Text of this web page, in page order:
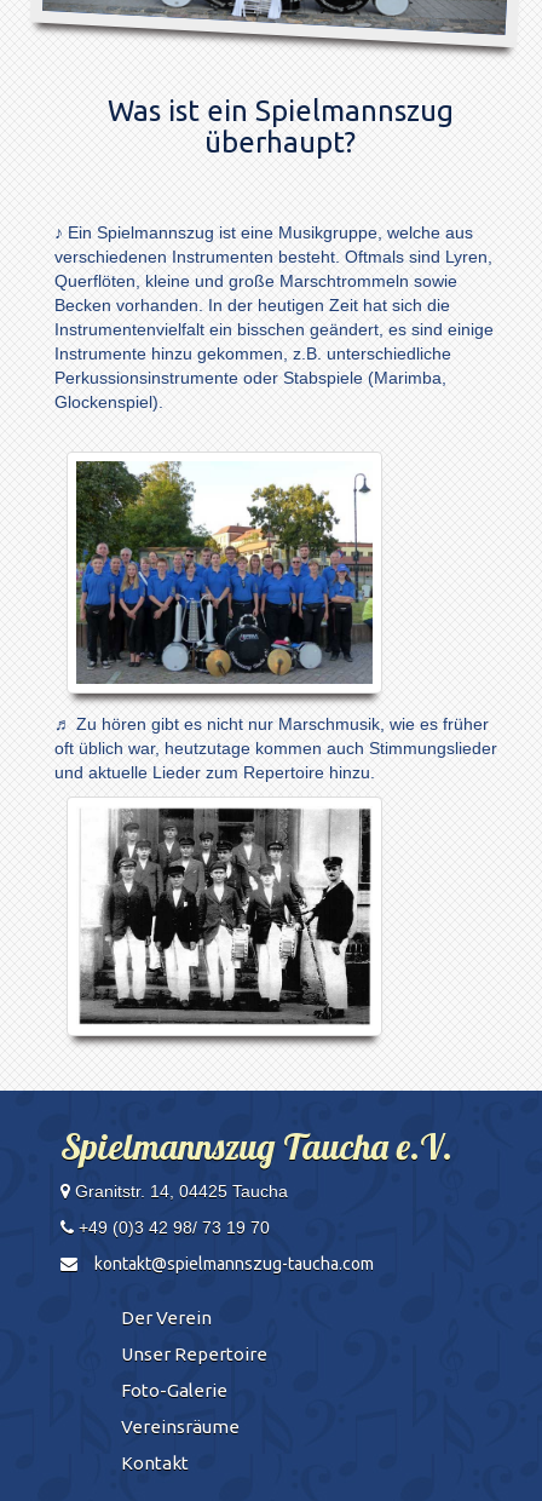
Was ist ein Spielmannszug
überhaupt?
♪ Ein Spielmannszug ist eine Musikgruppe, welche aus
verschiedenen Instrumenten besteht. Oftmals sind Lyren,
Querflöten, kleine und große Marschtrommeln sowie
Becken vorhanden. In der heutigen Zeit hat sich die
Instrumentenvielfalt ein bisschen geändert, es sind einige
Instrumente hinzu gekommen, z.B. unterschiedliche
Perkussionsinstrumente oder Stabspiele (Marimba,
Glockenspiel).
♬ Zu hören gibt es nicht nur Marschmusik, wie es früher
oft üblich war, heutzutage kommen auch Stimmungslieder
und aktuelle Lieder zum Repertoire hinzu.
Spielmannszug Taucha e.V.
Granitstr. 14, 04425 Taucha
+49 (0)3 42 98/ 73 19 70
kontakt@spielmannszug-taucha.com
Der Verein
Unser Repertoire
Foto-Galerie
Vereinsräume
Kontakt